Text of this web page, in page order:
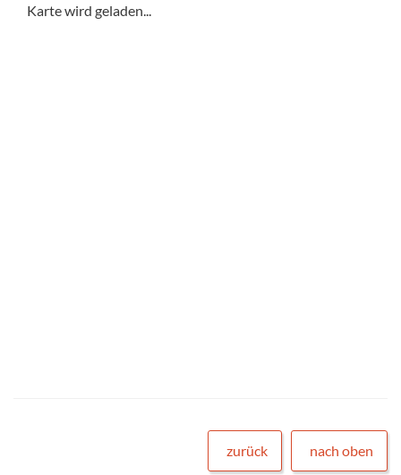
Karte wird geladen...
zurück nach oben